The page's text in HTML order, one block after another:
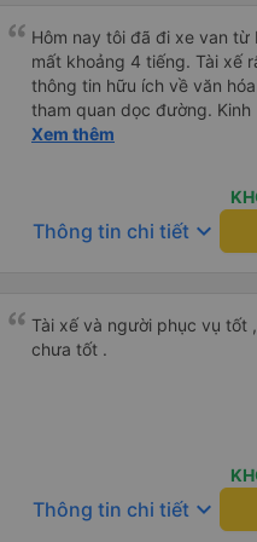
Hôm nay tôi đã đi xe van từ
mất khoảng 4 tiếng. Tài xế
thông tin hữu ích về văn
tham quan dọc đường.
khác nhau trên khắp Việt
toàn nhất mà chúng tôi
sử dụng dịch vụ vận
Xem thêm
Thông tin chi tiết keyboard_arrow_down
Tài xế và người phục vụ tốt
chưa tốt .
Thông tin chi tiết keyboard_arrow_down